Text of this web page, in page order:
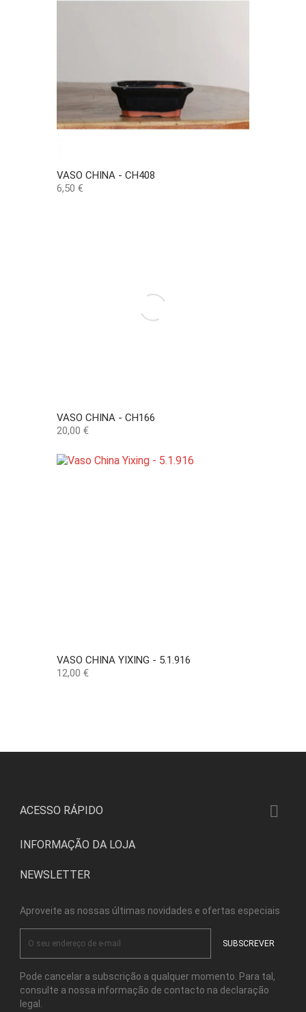
VASO CHINA - CH408
Preço
6,50 €
VASO CHINA - CH166
Preço
20,00 €
VASO CHINA YIXING - 5.1.916
Preço
12,00 €
ACESSO RÁPIDO 
INFORMAÇÃO DA LOJA
NEWSLETTER
Aproveite as nossas últimas novidades e ofertas especiais
Pode cancelar a subscrição a qualquer momento. Para tal,
consulte a nossa informação de contacto na declaração
legal.